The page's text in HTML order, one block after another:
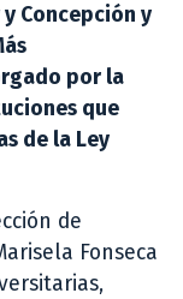
Concepción y
por la
que
de la Ley
de
Fonseca